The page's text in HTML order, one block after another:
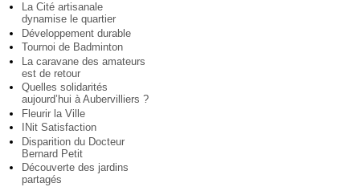
La Cité artisanale
dynamise le quartier
Développement durable
Tournoi de Badminton
La caravane des amateurs
est de retour
Quelles solidarités
aujourd’hui à Aubervilliers ?
Fleurir la Ville
INit Satisfaction
Disparition du Docteur
Bernard Petit
Découverte des jardins
partagés